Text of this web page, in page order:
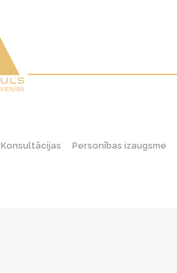
Konsultācijas Personības izaugsme